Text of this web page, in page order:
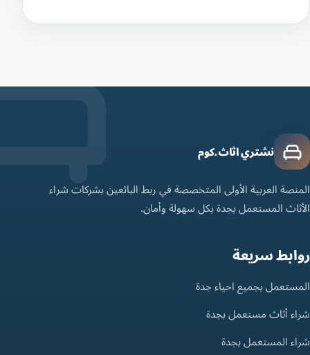
نشتري اثاث.كوم
المنصة العربية الأولى المتخصصة في ربط البائعين بشركات شراء
الأثاث المستعمل بجدة بكل سهولة وأمان.
روابط سريعة
المستعمل بجميع احياء جدة
شراء أثاث مستعمل بجدة
شراء المستعمل بجدة